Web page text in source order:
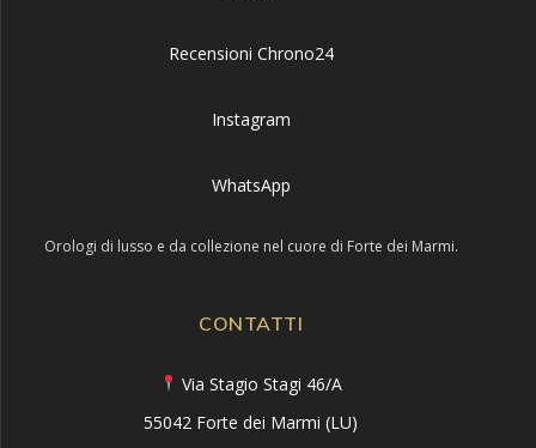
Recensioni Chrono24
Instagram
WhatsApp
Orologi di lusso e da collezione nel cuore di Forte dei Marmi.
CONTATTI
Via Stagio Stagi 46/A
55042 Forte dei Marmi (LU)